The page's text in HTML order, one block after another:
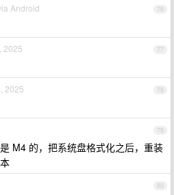
76
Android
77
2025
78
2025
79
M4 的，把系统盘格式化之后，重装
80